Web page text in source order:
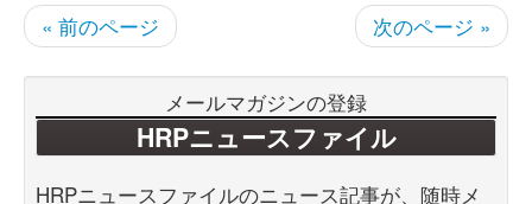
« 前のページ 次のページ »
メールマガジンの登録
HRPニュースファイル
HRPニュースファイルのニュース記事が、随時メ